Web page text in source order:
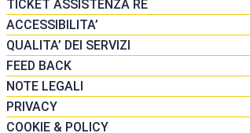
TICKET ASSISTENZA RE
ACCESSIBILITA’
QUALITA’ DEI SERVIZI
FEED BACK
NOTE LEGALI
PRIVACY
COOKIE & POLICY